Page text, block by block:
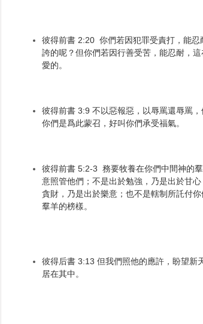
彼得前書 2:20 你們若因犯罪受責打，能忍
誇的呢？但你們若因行善受苦，能忍耐，
愛的。
彼得前書 3:9 不以惡報惡，以辱罵還辱罵，
你們是爲此蒙召，好叫你們承受福氣。
彼得前書 5:2-3 務要牧養在你們中間神的
意照管他們；不是出於勉強，乃是出於甘
貪財，乃是出於樂意；也不是轄制所託付
羣羊的榜樣。
彼得后書 3:13 但我們照他的應許，盼望新
居在其中。